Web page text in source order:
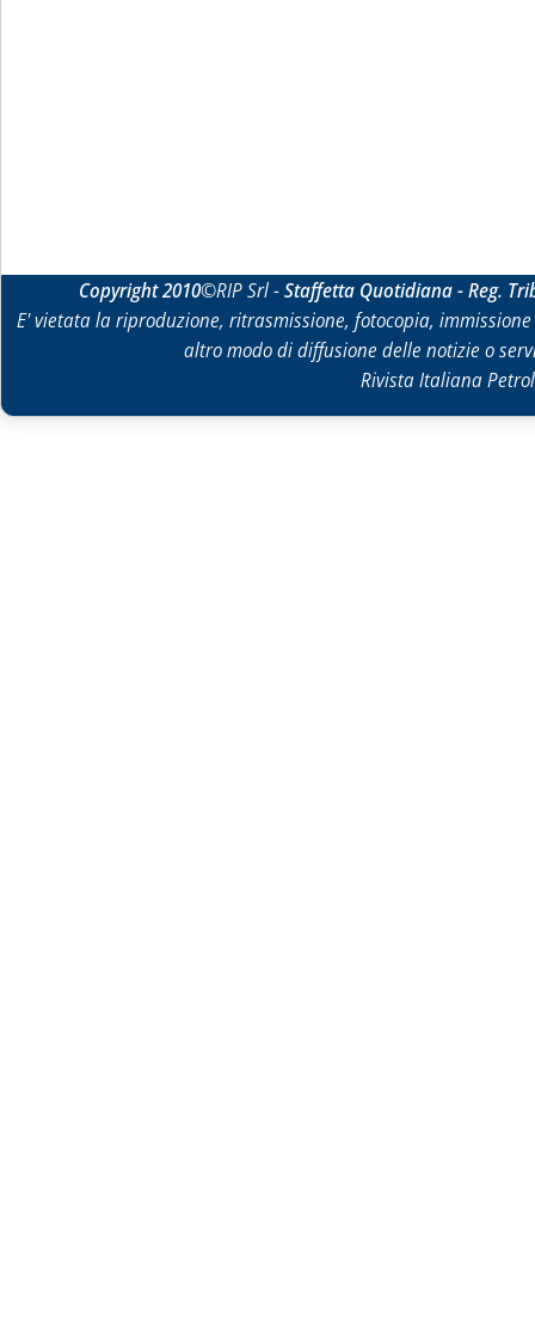
Copyright 2010©RIP Srl -Staffetta Quotidiana - Reg.
E' vietata la riproduzione, ritrasmissione, fotocopia,
altro modo di diffusione delle notizie o
Rivista Italiana